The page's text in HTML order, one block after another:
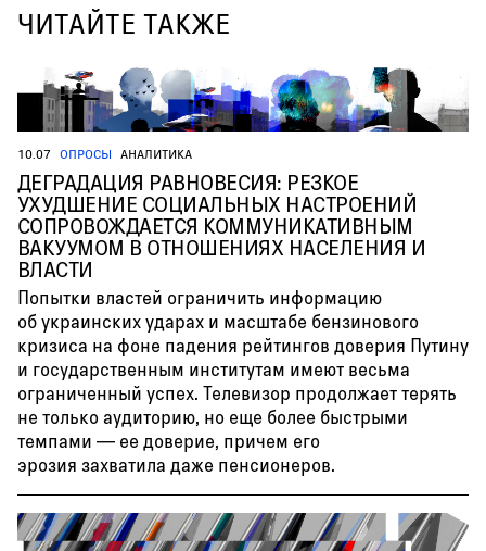
ЧИТАЙТЕ ТАКЖЕ
10.07 ОПРОСЫ АНАЛИТИКА
ДЕГРАДАЦИЯ РАВНОВЕСИЯ: РЕЗКОЕ
УХУДШЕНИЕ СОЦИАЛЬНЫХ НАСТРОЕНИЙ
СОПРОВОЖДАЕТСЯ КОММУНИКАТИВНЫМ
ВАКУУМОМ В ОТНОШЕНИЯХ НАСЕЛЕНИЯ И
ВЛАСТИ
Попытки властей ограничить информацию
об украинских ударах и масштабе бензинового
кризиса на фоне падения рейтингов доверия Путину
и государственным институтам имеют весьма
ограниченный успех. Телевизор продолжает терять
не только аудиторию, но еще более быстрыми
темпами — ее доверие, причем его
эрозия захватила даже пенсионеров.